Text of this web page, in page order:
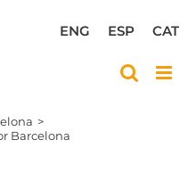
CAT
ESP
ENG
Barcelona